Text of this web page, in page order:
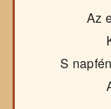
Az
S